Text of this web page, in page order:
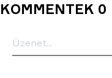
KOMMENTEK 0